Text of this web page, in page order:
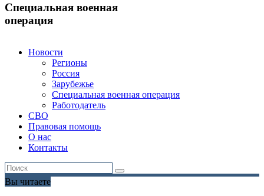
Специальная военная
операция
Новости
Регионы
Россия
Зарубежье
Специальная военная операция
Работодатель
СВО
Правовая помощь
О нас
Контакты
Вы читаете